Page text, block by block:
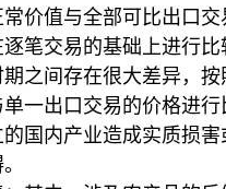
值与全部可比出口交
笔交易的基础上进行比
间存在很大差异，按
一出口交易的价格进行
内产业造成实质损害